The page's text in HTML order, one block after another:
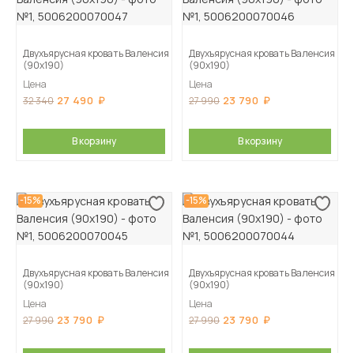
Двухъярусная кровать Валенсия
(90х190)
Цена
32 340 27 490
В корзину
Двухъярусная кровать Валенсия
(90х190)
Цена
27 990 23 790
В корзину
-15%
Двухъярусная кровать Валенсия
(90х190)
Цена
27 990 23 790
-15%
Двухъярусная кровать Валенсия
(90х190)
Цена
27 990 23 790